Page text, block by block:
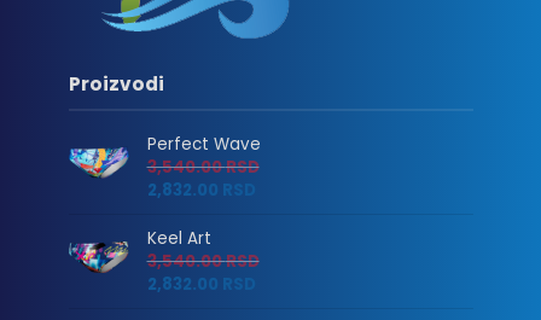
Proizvodi
Perfect Wave
3,540.00RSD
2,832.00 RSD
Keel Art
3,540.00RSD
2,832.00 RSD